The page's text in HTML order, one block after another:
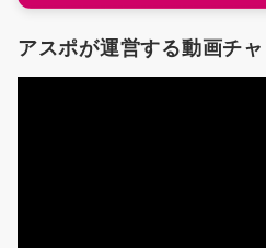
アスポが運営する動画チ